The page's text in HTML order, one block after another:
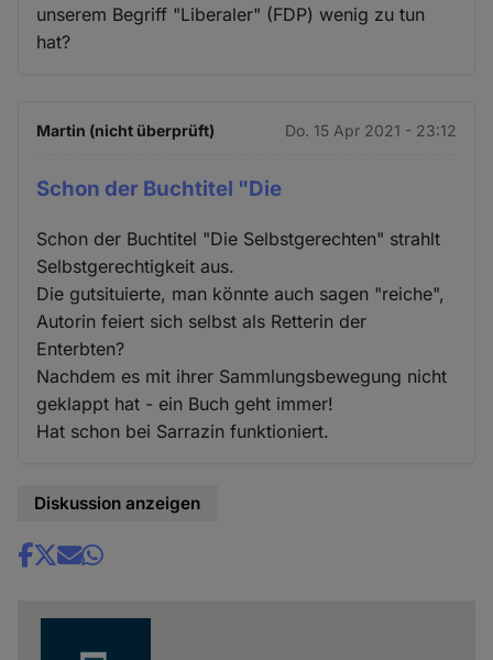
unserem Begriff "Liberaler" (FDP) wenig zu tun
hat?
Martin (nicht überprüft) Do. 15 Apr 2021 - 23:12
Schon der Buchtitel "Die
Schon der Buchtitel "Die Selbstgerechten" strahlt
Selbstgerechtigkeit aus.
Die gutsituierte, man könnte auch sagen "reiche",
Autorin feiert sich selbst als Retterin der
Enterbten?
Nachdem es mit ihrer Sammlungsbewegung nicht
geklappt hat - ein Buch geht immer!
Hat schon bei Sarrazin funktioniert.
Diskussion anzeigen
Share